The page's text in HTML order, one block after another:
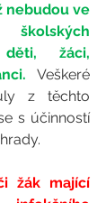
nebudou ve
děti, žáci,
Veškeré
z těchto
s účinností
žák mající